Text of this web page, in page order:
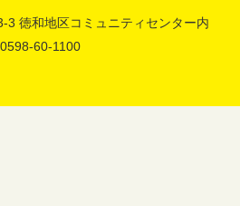
3 徳和地区コミュニティセンター内
60-1100